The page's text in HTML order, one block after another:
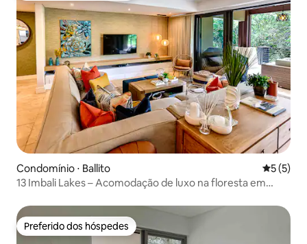
Condomínio ⋅ Ballito 5 de
5 (5)
13 Imbali Lakes – Acomodação de luxo na floresta em
Preferido dos hóspedes
Preferido dos hóspedes